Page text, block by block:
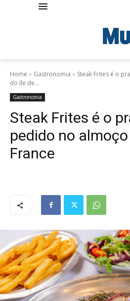
Home Gastronomia
Steak Frites é o
do Ile de...
Gastronomia
Steak Frites é o
pedido no
France